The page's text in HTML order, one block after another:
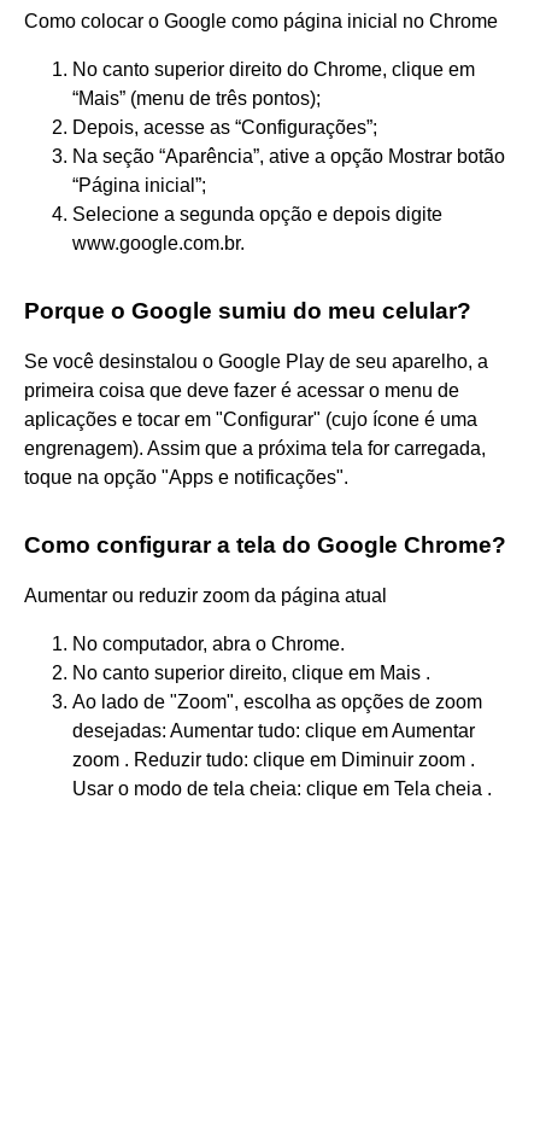
Como colocar o Google como página inicial no Chrome
No canto superior direito do Chrome, clique em
“Mais” (menu de três pontos);
Depois, acesse as “Configurações”;
Na seção “Aparência”, ative a opção Mostrar botão
“Página inicial”;
Selecione a segunda opção e depois digite
www.google.com.br.
Porque o Google sumiu do meu celular?
Se você desinstalou o Google Play de seu aparelho, a
primeira coisa que deve fazer é acessar o menu de
aplicações e tocar em "Configurar" (cujo ícone é uma
engrenagem). Assim que a próxima tela for carregada,
toque na opção "Apps e notificações".
Como configurar a tela do Google Chrome?
Aumentar ou reduzir zoom da página atual
No computador, abra o Chrome.
No canto superior direito, clique em Mais .
Ao lado de "Zoom", escolha as opções de zoom
desejadas: Aumentar tudo: clique em Aumentar
zoom . Reduzir tudo: clique em Diminuir zoom .
Usar o modo de tela cheia: clique em Tela cheia .